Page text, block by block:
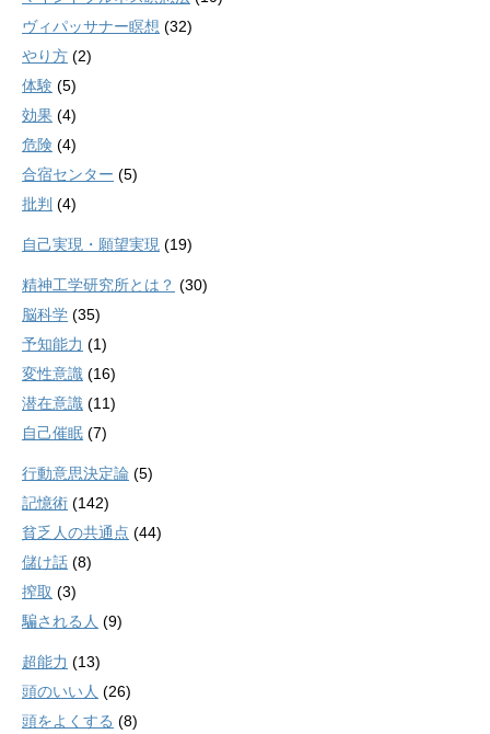
ヴィパッサナー瞑想 (32)
やり方 (2)
体験 (5)
効果 (4)
危険 (4)
合宿センター (5)
批判 (4)
自己実現・願望実現 (19)
精神工学研究所とは？ (30)
脳科学 (35)
予知能力 (1)
変性意識 (16)
潜在意識 (11)
自己催眠 (7)
行動意思決定論 (5)
記憶術 (142)
貧乏人の共通点 (44)
儲け話 (8)
搾取 (3)
騙される人 (9)
超能力 (13)
頭のいい人 (26)
頭をよくする (8)